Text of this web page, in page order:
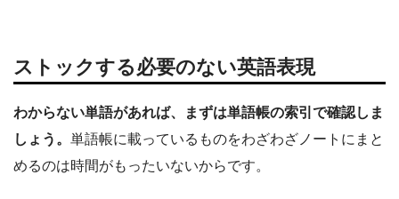
ストックする必要のない英語表現
わからない単語があれば、まずは単語帳の索引で確認しま
しょう。 単語帳に載っているものをわざわざノートにまと
めるのは時間がもったいないからです。